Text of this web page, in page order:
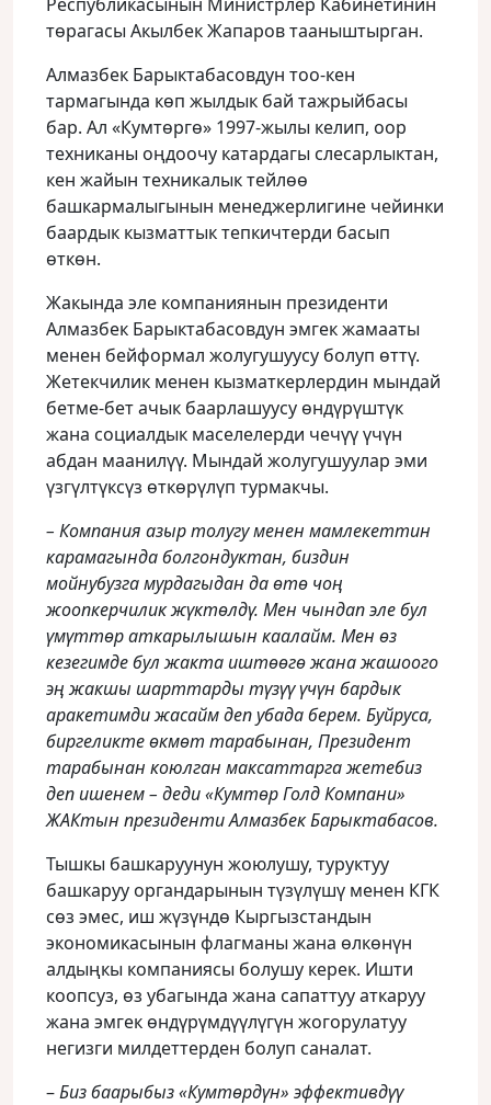
төрагасы Акылбек Жапаров тааныштырган.
Алмазбек Барыктабасовдун тоо-кен
тармагында көп жылдык бай тажрыйбасы
бар. Ал «Кумтөргө» 1997-жылы келип, оор
техниканы оңдоочу катардагы слесарлыктан,
кен жайын техникалык тейлөө
башкармалыгынын менеджерлигине чейинки
баардык кызматтык тепкичтерди басып
өткөн.
Жакында эле компаниянын президенти
Алмазбек Барыктабасовдун эмгек жамааты
менен бейформал жолугушуусу болуп өттү.
Жетекчилик менен кызматкерлердин мындай
бетме-бет ачык баарлашуусу өндүрүштүк
жана социалдык маселелерди чечүү үчүн
абдан маанилүү. Мындай жолугушуулар эми
үзгүлтүксүз өткөрүлүп турмакчы.
– Компания азыр толугу менен мамлекеттин
карамагында болгондуктан, биздин
мойнубузга мурдагыдан да өтө чоң
жоопкерчилик жүктөлдү. Мен чындап эле бул
үмүттөр аткарылышын каалайм. Мен өз
кезегимде бул жакта иштөөгө жана жашоого
эң жакшы шарттарды түзүү үчүн бардык
аракетимди жасайм деп убада берем. Буйруса,
биргеликте өкмөт тарабынан, Президент
тарабынан коюлган максаттарга жетебиз
деп ишенем – деди «Кумтөр Голд Компани»
ЖАКтын президенти Алмазбек Барыктабасов.
Тышкы башкаруунун жоюлушу, туруктуу
башкаруу органдарынын түзүлүшү менен КГК
сөз эмес, иш жүзүндө Кыргызстандын
экономикасынын флагманы жана өлкөнүн
алдыңкы компаниясы болушу керек. Ишти
коопсуз, өз убагында жана сапаттуу аткаруу
жана эмгек өндүрүмдүүлүгүн жогорулатуу
негизги милдеттерден болуп саналат.
–Биз баарыбыз «Кумтөрдүн» эффективдүү